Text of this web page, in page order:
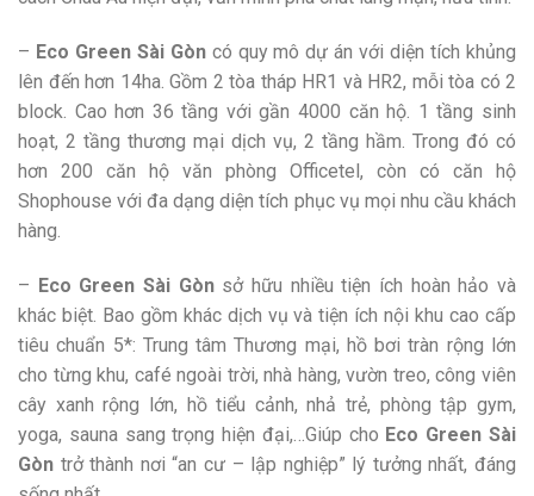
– Eco Green Sài Gòncó quy mô dự án với diện tích khủng
lên đến hơn 14ha. Gồm 2 tòa tháp HR1 và HR2, mỗi tòa có 2
block. Cao hơn 36 tầng với gần 4000 căn hộ. 1 tầng sinh
hoạt, 2 tầng thương mại dịch vụ, 2 tầng hầm. Trong đó có
hơn 200 căn hộ văn phòng Officetel, còn có căn hộ
Shophouse với đa dạng diện tích phục vụ mọi nhu cầu khách
hàng.
– Eco Green Sài Gònsở hữu nhiều tiện ích hoàn hảo và
khác biệt. Bao gồm khác dịch vụ và tiện ích nội khu cao cấp
tiêu chuẩn 5*: Trung tâm Thương mại, hồ bơi tràn rộng lớn
cho từng khu, café ngoài trời, nhà hàng, vườn treo, công viên
cây xanh rộng lớn, hồ tiểu cảnh, nhả trẻ, phòng tập gym,
yoga, sauna sang trọng hiện đại,…Giúp cho Eco Green Sài
Gòn trở thành nơi “an cư – lập nghiệp” lý tưởng nhất, đáng